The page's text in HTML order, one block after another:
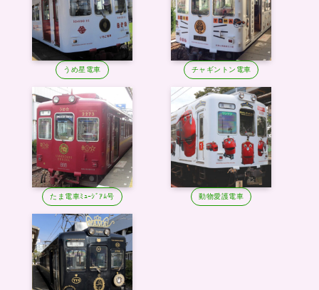
うめ星電車 チャギントン電車
たま電車ﾐｭｰｼﾞｱﾑ号 動物愛護電車